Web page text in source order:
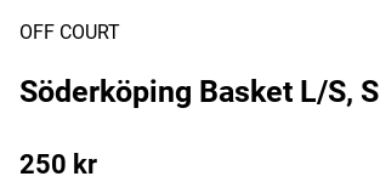
OFF COURT
Söderköping Basket L/S, S
250 kr